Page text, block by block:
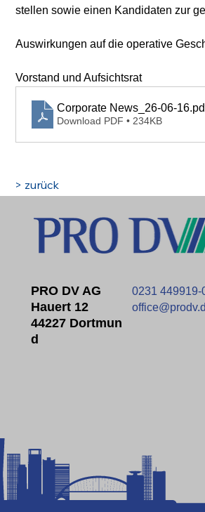
stellen sowie einen Kandidaten zur
Auswirkungen auf die operative
Vorstand und Aufsichtsrat
Corporate News_26-06-16
Download PDF • 234KB
> zurück
PRO DV AG
Hauert 12
44227 Dortmun
D
0231 449919-